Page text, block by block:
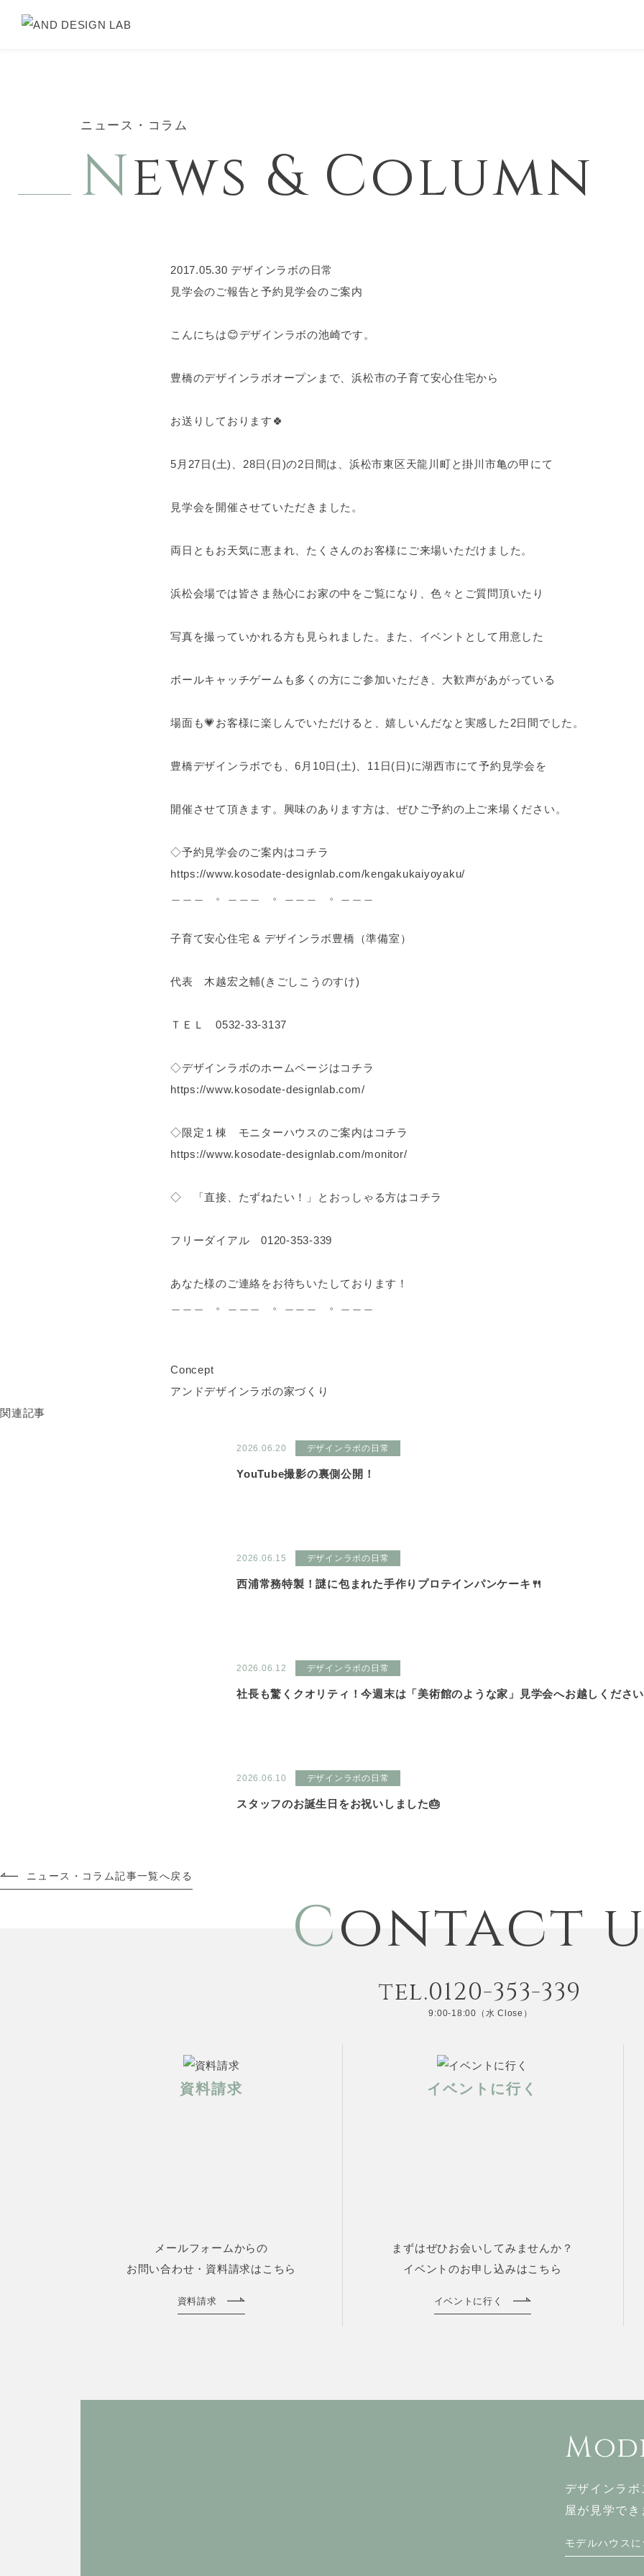
ニュース・コラム
News & Column
2017.05.30 デザインラボの日常
見学会のご報告と予約見学会のご案内
こんにちは😊デザインラボの池崎です。
豊橋のデザインラボオープンまで、浜松市の子育て安心住宅から
お送りしております🍀
5月27日(土)、28日(日)の2日間は、浜松市東区天龍川町と掛川市亀の甲にて
見学会を開催させていただきました。
両日ともお天気に恵まれ、たくさんのお客様にご来場いただけました。
浜松会場では皆さま熱心にお家の中をご覧になり、色々とご質問頂いたり
写真を撮っていかれる方も見られました。また、イベントとして用意した
ボールキャッチゲームも多くの方にご参加いただき、大歓声があがっている
場面も💗お客様に楽しんでいただけると、嬉しいんだなと実感した2日間でした。
豊橋デザインラボでも、6月10日(土)、11日(日)に湖西市にて予約見学会を
開催させて頂きます。興味のあります方は、ぜひご予約の上ご来場ください。
◇予約見学会のご案内はコチラ
https://www.kosodate-designlab.com/kengakukaiyoyaku/
＿＿＿ 。＿＿＿ 。＿＿＿ 。＿＿＿
子育て安心住宅 & デザインラボ豊橋（準備室）
代表 木越宏之輔(きごしこうのすけ)
ＴＥＬ 0532-33-3137
◇デザインラボのホームページはコチラ
https://www.kosodate-designlab.com/
◇限定１棟 モニターハウスのご案内はコチラ
https://www.kosodate-designlab.com/monitor/
◇ 「直接、たずねたい！」とおっしゃる方はコチラ
フリーダイアル 0120-353-339
あなた様のご連絡をお待ちいたしております！
＿＿＿ 。＿＿＿ 。＿＿＿ 。＿＿＿
Concept
アンドデザインラボの家づくり
関連記事
2026.06.20 デザインラボの日常
YouTube撮影の裏側公開！
2026.06.15 デザインラボの日常
西浦常務特製！謎に包まれた手作りプロテインパンケーキ🍴
2026.06.12 デザインラボの日常
社長も驚くクオリティ！今週末は「美術館のような家」見学会へお越しくださ
2026.06.10 デザインラボの日常
スタッフのお誕生日をお祝いしました🎂
ニュース・コラム記事一覧へ戻る
Contact
tel.0120-353-339
9:00-18:00（水 Close）
資料請求
メールフォームからの
お問い合わせ・資料請求はこちら
資料請求
イベントに行く
まずはぜひお会いしてみませんか？
イベントのお申し込みはこちら
イベントに行く
デザインラ
屋が見学でき
モデルハウス